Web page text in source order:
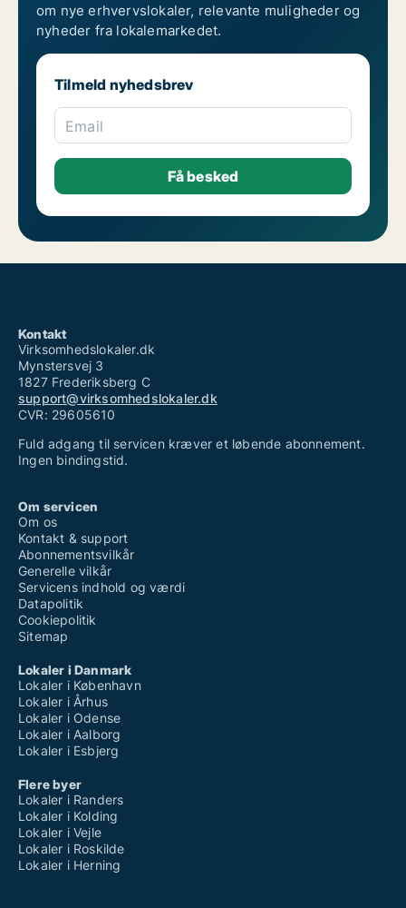
om nye erhvervslokaler, relevante muligheder og
nyheder fra lokalemarkedet.
Tilmeld nyhedsbrev
Email
Kontakt
Virksomhedslokaler.dk
Mynstersvej 3
1827 Frederiksberg C
support@virksomhedslokaler.dk
CVR: 29605610
Fuld adgang til servicen kræver et løbende abonnement.
Ingen bindingstid.
Om servicen
Om os
Kontakt & support
Abonnementsvilkår
Generelle vilkår
Servicens indhold og værdi
Datapolitik
Cookiepolitik
Sitemap
Lokaler i Danmark
Lokaler i København
Lokaler i Århus
Lokaler i Odense
Lokaler i Aalborg
Lokaler i Esbjerg
Flere byer
Lokaler i Randers
Lokaler i Kolding
Lokaler i Vejle
Lokaler i Roskilde
Lokaler i Herning